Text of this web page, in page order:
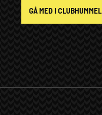
GÅ MED I CLUBHUMMEL